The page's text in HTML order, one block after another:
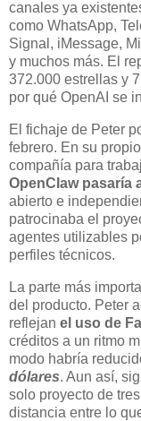
canales ya
como WhatsApp,
Signal, iMessage,
y muchos más. El
372.000 estrellas y
por qué OpenAI se
El fichaje de Peter
febrero. En su
compañía para
OpenClaw pasaría
abierto e
patrocinaba el
agentes utilizables
perfiles técnicos.
La parte más
del producto. Peter
reflejan el uso de
créditos a un ritmo
modo habría
dólares. Aun así,
solo proyecto de
distancia entre lo